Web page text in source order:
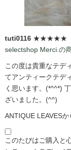
tuti0116 ★★★★★
selectshop Merci.の
この度は貴重なテデ
てアンティークテデ
く思います。(*^^*)
ざいました。(^^)
ANTIQUE LEAVESか
このたびはご購入と